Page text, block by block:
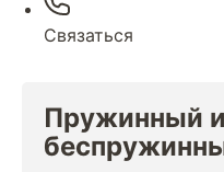
Связаться
Пружинный